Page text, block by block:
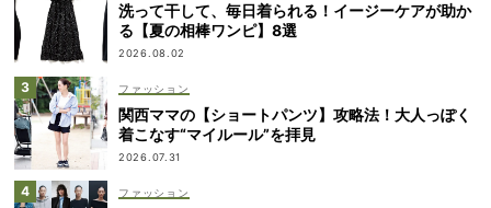
洗って干して、毎日着られる！イージーケアが助か
る【夏の相棒ワンピ】8選
2026.08.02
ファッション
関西ママの【ショートパンツ】攻略法！大人っぽく
着こなす“マイルール”を拝見
2026.07.31
ファッション